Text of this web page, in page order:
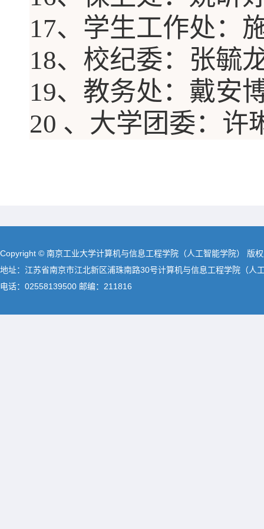
17、学生工作处：
18、校纪委： 张毓
19、教务处： 戴安
20 、大学团委： 许
Copyright © 南京工业大学计算机与信息工程学院（人工智能学院） 版
地址：江苏省南京市江北新区浦珠南路30号计算机与信息工程学院（人
电话：02558139500 邮编：211816